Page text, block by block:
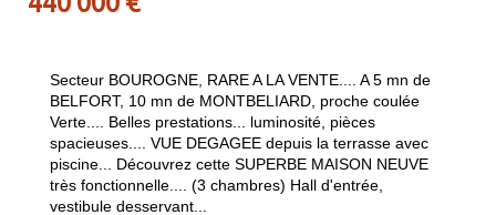
Secteur BOUROGNE, RARE A LA VENTE.... A 5 mn de
BELFORT, 10 mn de MONTBELIARD, proche coulée
Verte.... Belles prestations... luminosité, pièces
spacieuses.... VUE DEGAGEE depuis la terrasse avec
piscine... Découvrez cette SUPERBE MAISON NEUVE
très fonctionnelle.... (3 chambres) Hall d'entrée,
vestibule desservant...